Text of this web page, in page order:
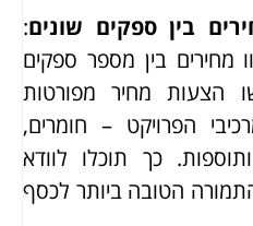
בין ספקים שונים:
מחירים בין מספר ספקים
הצעות מחיר מפורטות
הפרויקט – חומרים,
כך תוכלו לוודא
הטובה ביותר לכסף